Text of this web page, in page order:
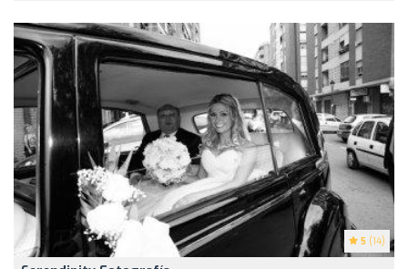
5 (14)